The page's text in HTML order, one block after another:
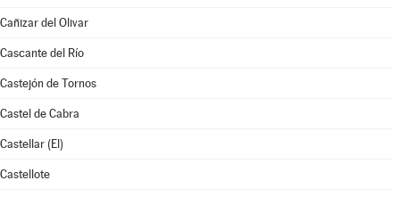
Cañizar del Olivar
Cascante del Río
Castejón de Tornos
Castel de Cabra
Castellar (El)
Castellote